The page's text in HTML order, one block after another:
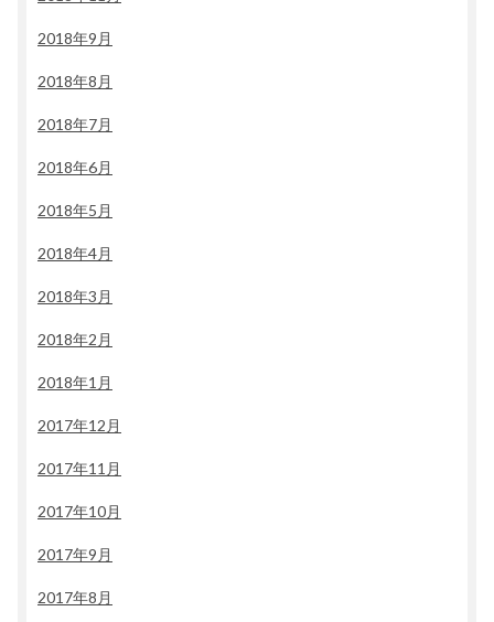
2018年9月
2018年8月
2018年7月
2018年6月
2018年5月
2018年4月
2018年3月
2018年2月
2018年1月
2017年12月
2017年11月
2017年10月
2017年9月
2017年8月